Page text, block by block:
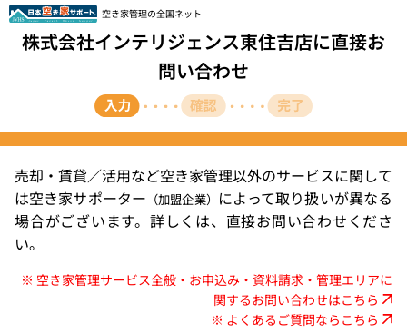
空き家管理の全国ネット
株式会社インテリジェンス東住吉店に直接お
問い合わせ
売却・賃貸／活用など空き家管理以外のサービスに関して
は空き家サポーター （加盟企業） によって取り扱いが異なる
場合がございます。詳しくは、直接お問い合わせくださ
い。
※ 空き家管理サービス全般・お申込み・資料請求・管理エリアに
関するお問い合わせはこちら
※ よくあるご質問ならこちら